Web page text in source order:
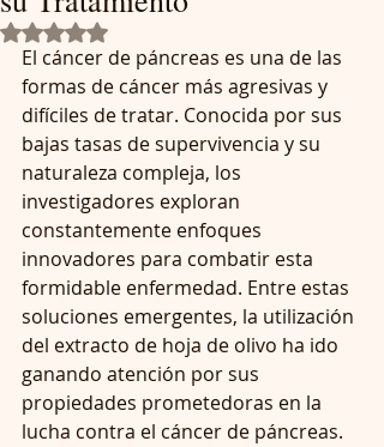
Obtuvo NaN de 5 estrellas.
El cáncer de páncreas es una de las
formas de cáncer más agresivas y
difíciles de tratar. Conocida por sus
bajas tasas de supervivencia y su
naturaleza compleja, los
investigadores exploran
constantemente enfoques
innovadores para combatir esta
formidable enfermedad. Entre estas
soluciones emergentes, la utilización
del extracto de hoja de olivo ha ido
ganando atención por sus
propiedades prometedoras en la
lucha contra el cáncer de páncreas.